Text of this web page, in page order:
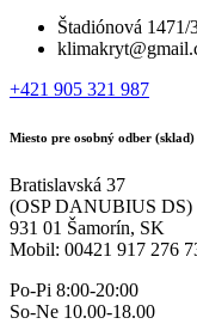
Štadiónová
+421 905 321 987
Miesto pre osobný odber (sklad)
Bratislavská 37
(OSP DANUBIUS DS)
931 01 Šamorín, SK
Mobil: 00421 917 276
Po-Pi 8:00-20:00
So-Ne 10.00-18.00